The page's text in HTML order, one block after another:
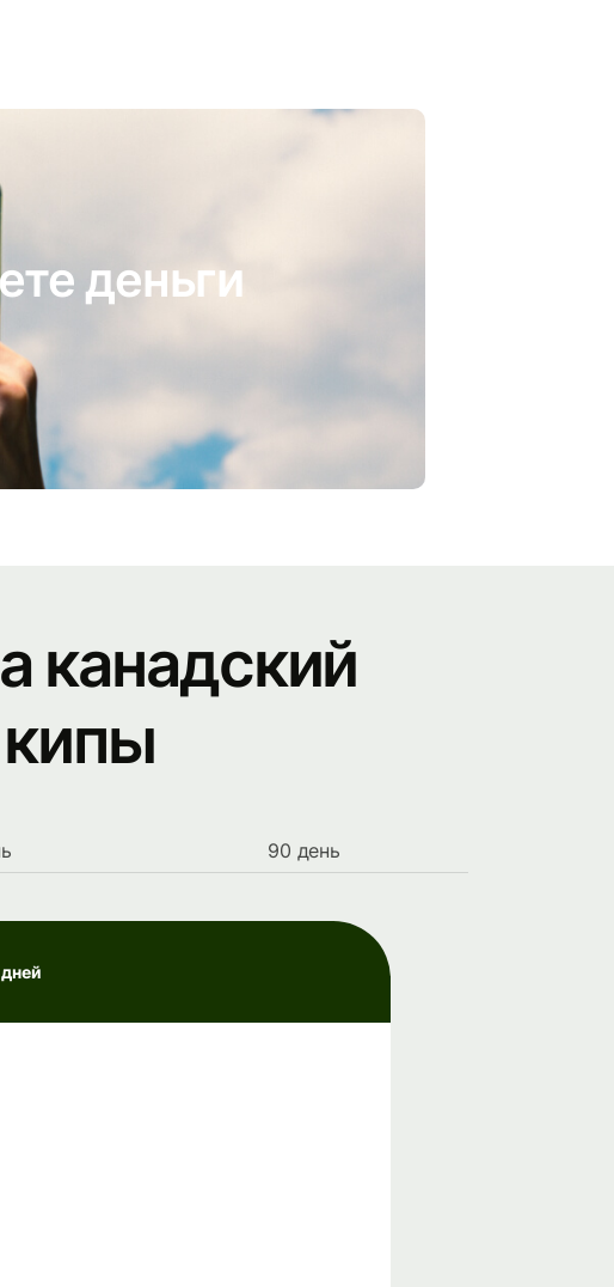
деньги
канадский
90 день